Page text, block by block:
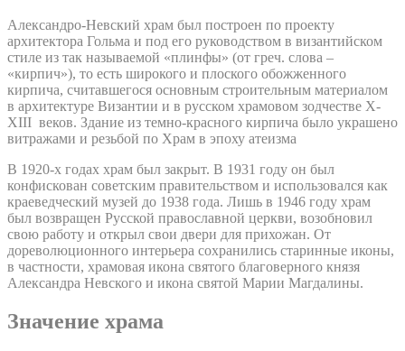
Александро-Невский храм был построен по проекту
архитектора Гольма и под его руководством в византийском
стиле из так называемой «плинфы» (от греч. слова –
«кирпич»), то есть широкого и плоского обожженного
кирпича, считавшегося основным строительным материалом
в архитектуре Византии и в русском храмовом зодчестве X-
XIII веков. Здание из темно-красного кирпича было украшено
витражами и резьбой по Храм в эпоху атеизма
В 1920-х годах храм был закрыт. В 1931 году он был
конфискован советским правительством и использовался как
краеведческий музей до 1938 года. Лишь в 1946 году храм
был возвращен Русской православной церкви, возобновил
свою работу и открыл свои двери для прихожан. От
дореволюционного интерьера сохранились старинные иконы,
в частности, храмовая икона святого благоверного князя
Александра Невского и икона святой Марии Магдалины.
Значение храма